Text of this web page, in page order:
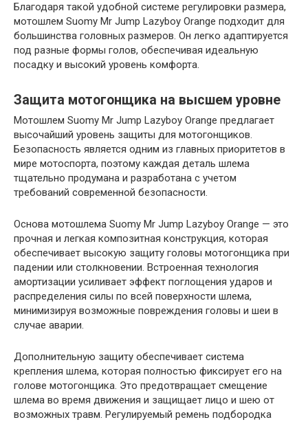
Благодаря такой удобной системе регулировки размера,
мотошлем Suomy Mr Jump Lazyboy Orange подходит для
большинства головных размеров. Он легко адаптируется
под разные формы голов, обеспечивая идеальную
посадку и высокий уровень комфорта.
Защита мотогонщика на высшем уровне
Мотошлем Suomy Mr Jump Lazyboy Orange предлагает
высочайший уровень защиты для мотогонщиков.
Безопасность является одним из главных приоритетов в
мире мотоспорта, поэтому каждая деталь шлема
тщательно продумана и разработана с учетом
требований современной безопасности.
Основа мотошлема Suomy Mr Jump Lazyboy Orange — это
прочная и легкая композитная конструкция, которая
обеспечивает высокую защиту головы мотогонщика при
падении или столкновении. Встроенная технология
амортизации усиливает эффект поглощения ударов и
распределения силы по всей поверхности шлема,
минимизируя возможные повреждения головы и шеи в
случае аварии.
Дополнительную защиту обеспечивает система
крепления шлема, которая полностью фиксирует его на
голове мотогонщика. Это предотвращает смещение
шлема во время движения и защищает лицо и шею от
возможных травм. Регулируемый ремень подбородка